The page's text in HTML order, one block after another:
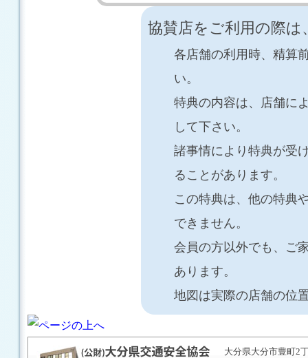
協賛店をご利用の際
各店舗の利用時、精算
い。
特典の内容は、店舗に
して下さい。
諸事情により特典が受
ることがあります。
この特典は、他の特典
できません。
会員の方以外でも、ご
あります。
地図は実際の店舗の位
大分県大分市豊町2